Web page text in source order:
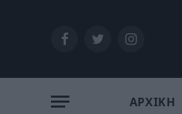
FacebookTwitterInstagram
ΑΡΧΙΚΗ